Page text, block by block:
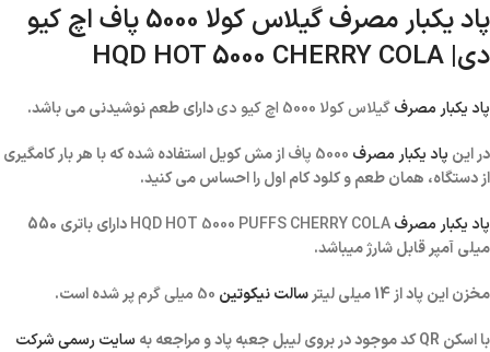
پاد یکبار مصرف گیلاس کولا 5000 پاف اچ کیو
دی| HQD HOT 5000 CHERRY COLA
پاد یکبار مصرفگیلاس کولا 5000 اچ کیو دی
دارای طعم نوشیدنی می باشد.
در این پاد یکبار مصرف
از مش کویل استفاده شده که با هر بار کامگیری
از دستگاه، همان طعم و کلود کام اول را احساس می کنید.
پاد یکبار مصرفHQD HOT 5000 PUFFS CHERRY COLA
دارای باتری 550
میلی آمپر قابل شارژ میباشد.
مخزن این پاد از 14 میلی لیتر
سالت نیکوتین 50 میلی گرم
پر شده است.
با اسکن QR کد موجود در بروی لیبل جعبه پاد و مراجعه به
سایت رسمی شرکت